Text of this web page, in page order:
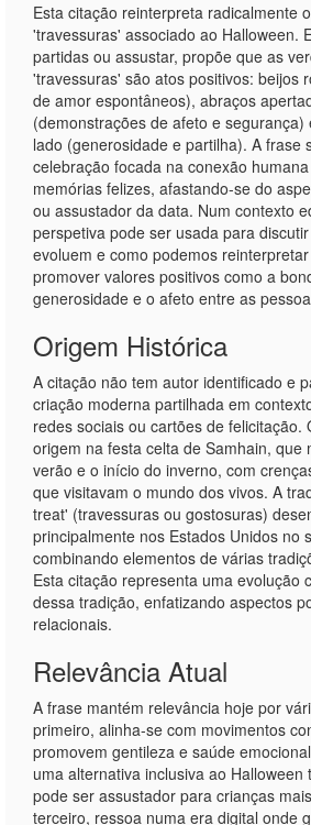
Esta citação reinterpreta radicalmente
'travessuras' associado ao Halloween.
partidas ou assustar, propõe que as
'travessuras' são atos positivos: beijos
de amor espontâneos), abraços
(demonstrações de afeto e segurança)
lado (generosidade e partilha). A frase
celebração focada na conexão
memórias felizes, afastando-se do
ou assustador da data. Num contexto
perspetiva pode ser usada para
evoluem e como podemos
promover valores positivos como a
generosidade e o afeto entre as
Origem Histórica
A citação não tem autor identificado e
criação moderna partilhada em
redes sociais ou cartões de felicitação.
origem na festa celta de Samhain, que
verão e o início do inverno, com
que visitavam o mundo dos vivos. A
treat' (travessuras ou gostosuras)
principalmente nos Estados Unidos no
combinando elementos de várias
Esta citação representa uma evolução
dessa tradição, enfatizando aspectos
relacionais.
Relevância Atual
A frase mantém relevância hoje por
primeiro, alinha-se com movimentos
promovem gentileza e saúde
uma alternativa inclusiva ao Halloween
pode ser assustador para crianças
terceiro, ressoa numa era digital onde